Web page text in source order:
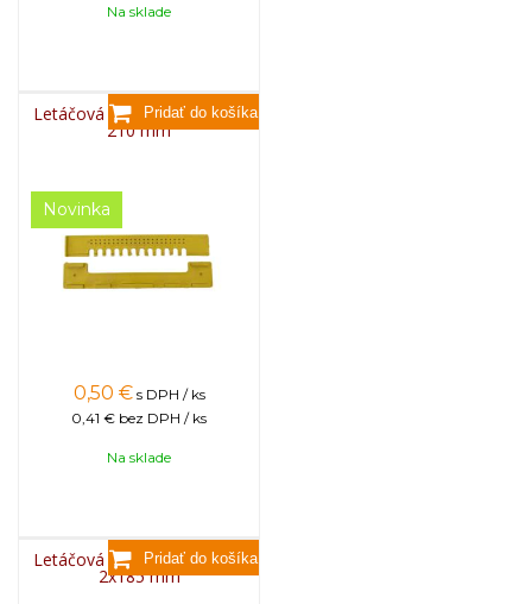
Na sklade
Letáčová zábrana plastová,
210 mm
Novinka
0,50 € s DPH / ks
0,41 € bez DPH / ks
Na sklade
Letáčová zábrana plastová,
2x185 mm